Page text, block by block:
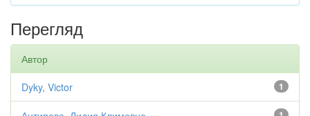
Перегляд
Автор
1
Dyky, Victor